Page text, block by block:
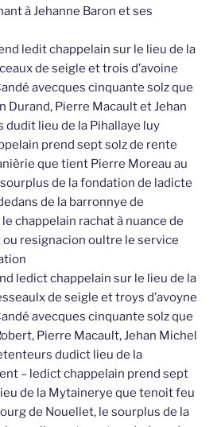
à Jehanne Baron et ses
ledit chappelain sur le lieu de la
de seigle et trois d’avoine
avecques cinquante solz que
Durand, Pierre Macault et Jehan
lieu de la Pihallaye luy
prend sept solz de rente
que tient Pierre Moreau au
de la fondation de ladicte
de la barronnye de
chappelain rachat à nuance de
resignacion oultre le service
ledict chappelain sur le lieu de la
de seigle et troys d’avoyne
avecques cinquante solz que
Pierre Macault, Jehan Michel
dudict lieu de la
– ledict chappelain prend sept
de la Mytainerye que tenoit feu
de Nouellet, le sourplus de la